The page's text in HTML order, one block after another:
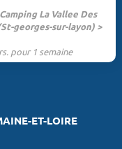
La Vallee Des
georges-sur-layon) >
pour 1 semaine
ET-LOIRE